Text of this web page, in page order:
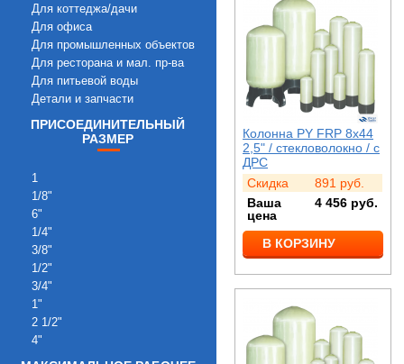
Для коттеджа/дачи
Для офиса
Для промышленных объектов
Для ресторана и мал. пр-ва
Для питьевой воды
Детали и запчасти
ПРИСОЕДИНИТЕЛЬНЫЙ
РАЗМЕР
1
1/8"
6"
1/4"
3/8"
1/2"
3/4"
1"
2 1/2"
4"
Колонна PY FRP 8x44
2,5" / стекловолокно / с
ДРС
Скидка
891 руб.
Ваша
цена
4 456 руб.
В КОРЗИНУ